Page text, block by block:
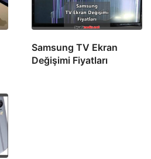
Samsung TV Ekran
Değişimi Fiyatları